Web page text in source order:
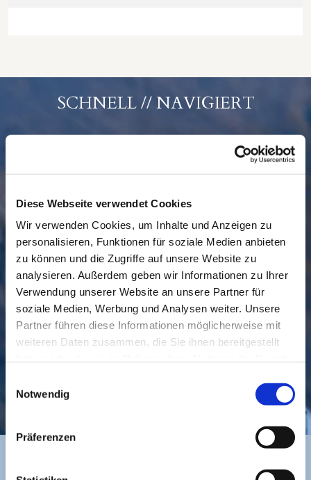
Diese Webseite verwendet Cookies
Wir verwenden Cookies, um Inhalte und Anzeigen zu
personalisieren, Funktionen für soziale Medien anbieten
zu können und die Zugriffe auf unsere Website zu
analysieren. Außerdem geben wir Informationen zu Ihrer
Verwendung unserer Website an unsere Partner für
soziale Medien, Werbung und Analysen weiter. Unsere
Partner führen diese Informationen möglicherweise mit
weiteren Daten zusammen, die Sie ihnen bereitgestellt
Notwendig
Präferenzen
SCHNELL // NAVIGIERT
GEMEINDE BESUCHEN